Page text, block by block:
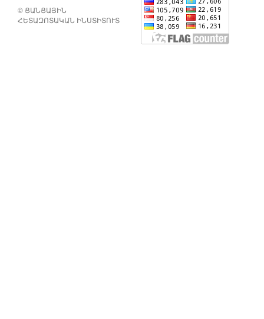
© ՑԱՆՑԱՅԻՆ
ՀԵՏԱԶՈՏԱԿԱՆ ԻՆՍՏԻՏՈՒՏ